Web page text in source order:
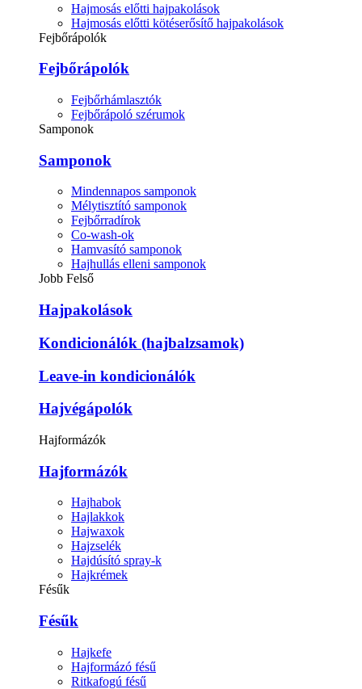
Hajmosás előtti hajpakolások
Hajmosás előtti kötéserősítő hajpakolások
Fejbőrápolók
Fejbőrápolók
Fejbőrhámlasztók
Fejbőrápoló szérumok
Samponok
Samponok
Mindennapos samponok
Mélytisztító samponok
Fejbőrradírok
Co-wash-ok
Hamvasító samponok
Hajhullás elleni samponok
Jobb Felső
Hajpakolások
Kondicionálók (hajbalzsamok)
Leave-in kondicionálók
Hajvégápolók
Hajformázók
Hajformázók
Hajhabok
Hajlakkok
Hajwaxok
Hajzselék
Hajdúsító spray-k
Hajkrémek
Fésűk
Fésűk
Hajkefe
Hajformázó fésű
Ritkafogú fésű